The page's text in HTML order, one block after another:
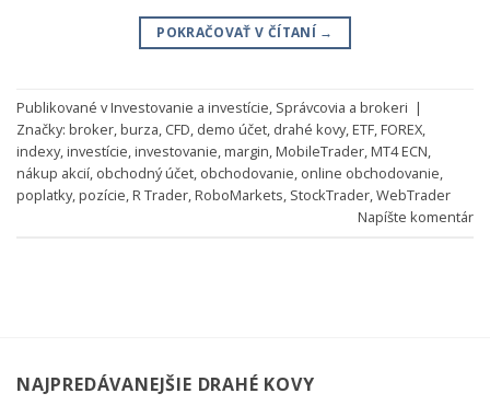
POKRAČOVAŤ V ČÍTANÍ →
Publikované vInvestovanie a investície, Správcovia a brokeri |
Značky: broker,burza, CFD, demo účet, drahé kovy,ETF,FOREX,
indexy,investície,investovanie,margin,MobileTrader,MT4 ECN,
nákup akcií, obchodný účet, obchodovanie, online obchodovanie,
poplatky,pozície,R Trader,RoboMarkets, StockTrader,WebTrader
Napíšte komentár
NAJPREDÁVANEJŠIE DRAHÉ KOVY